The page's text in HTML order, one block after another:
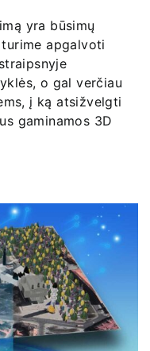
yra būsimų
apgalvoti
o gal verčiau
į ką atsižvelgti
gaminamos 3D